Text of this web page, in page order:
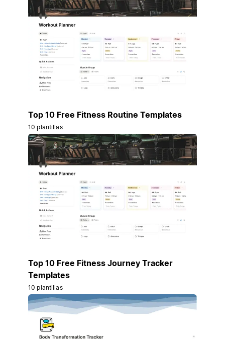
Top 10 Free Fitness Routine Templates
10 plantillas
Top 10 Free Fitness Journey Tracker
Templates
10 plantillas